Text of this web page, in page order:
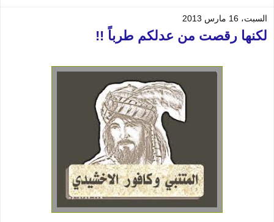
السبت، 16 مارس 2013
لكنها رقصت من عدلكم طرباً !!